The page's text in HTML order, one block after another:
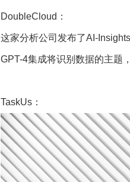
DoubleCloud：
这家分析公司发布了AI-
GPT-4集成将识别数据的主题
TaskUs：